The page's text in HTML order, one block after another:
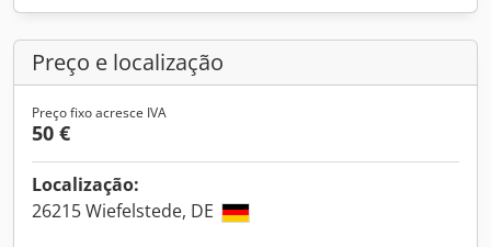
Preço e localização
Preço fixo acresce IVA
50 €
Localização:
26215 Wiefelstede, DE